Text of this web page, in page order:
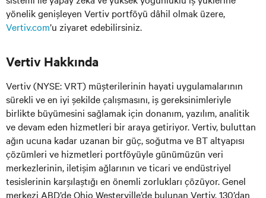
yönelik genişleyen Vertiv portföyü dâhil olmak üzere,
Vertiv.com’u ziyaret edebilirsiniz.
Vertiv Hakkında
Vertiv (NYSE: VRT) müşterilerinin hayati uygulamalarının
sürekli ve en iyi şekilde çalışmasını, iş gereksinimleriyle
birlikte büyümesini sağlamak için donanım, yazılım, analitik
ve devam eden hizmetleri bir araya getiriyor. Vertiv, buluttan
ağın ucuna kadar uzanan bir güç, soğutma ve BT altyapısı
çözümleri ve hizmetleri portföyüyle günümüzün veri
merkezlerinin, iletişim ağlarının ve ticari ve endüstriyel
tesislerinin karşılaştığı en önemli zorlukları çözüyor. Genel
merkezi ABD’de Ohio Westerville’de bulunan Vertiv, 130’dan